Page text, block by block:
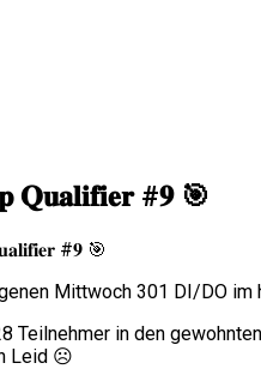
𝐐𝐮𝐚𝐥𝐢𝐟𝐢𝐞𝐫 #𝟗 🎯
Mittwoch 301 DI/DO im
Teilnehmer in den
Leid ☹️